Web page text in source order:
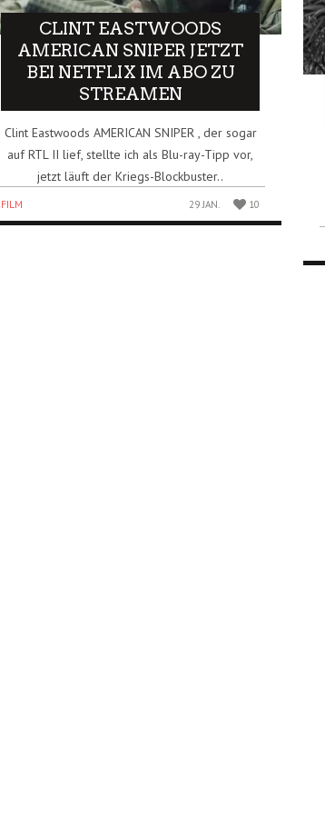
CLINT EASTWOODS
AMERICAN SNIPER JETZT
BEI NETFLIX IM ABO ZU
STREAMEN
Clint Eastwoods AMERICAN SNIPER , der sogar
auf RTL II lief, stellte ich als Blu-ray-Tipp vor,
jetzt läuft der Kriegs-Blockbuster..
FILM 29 JAN. 10